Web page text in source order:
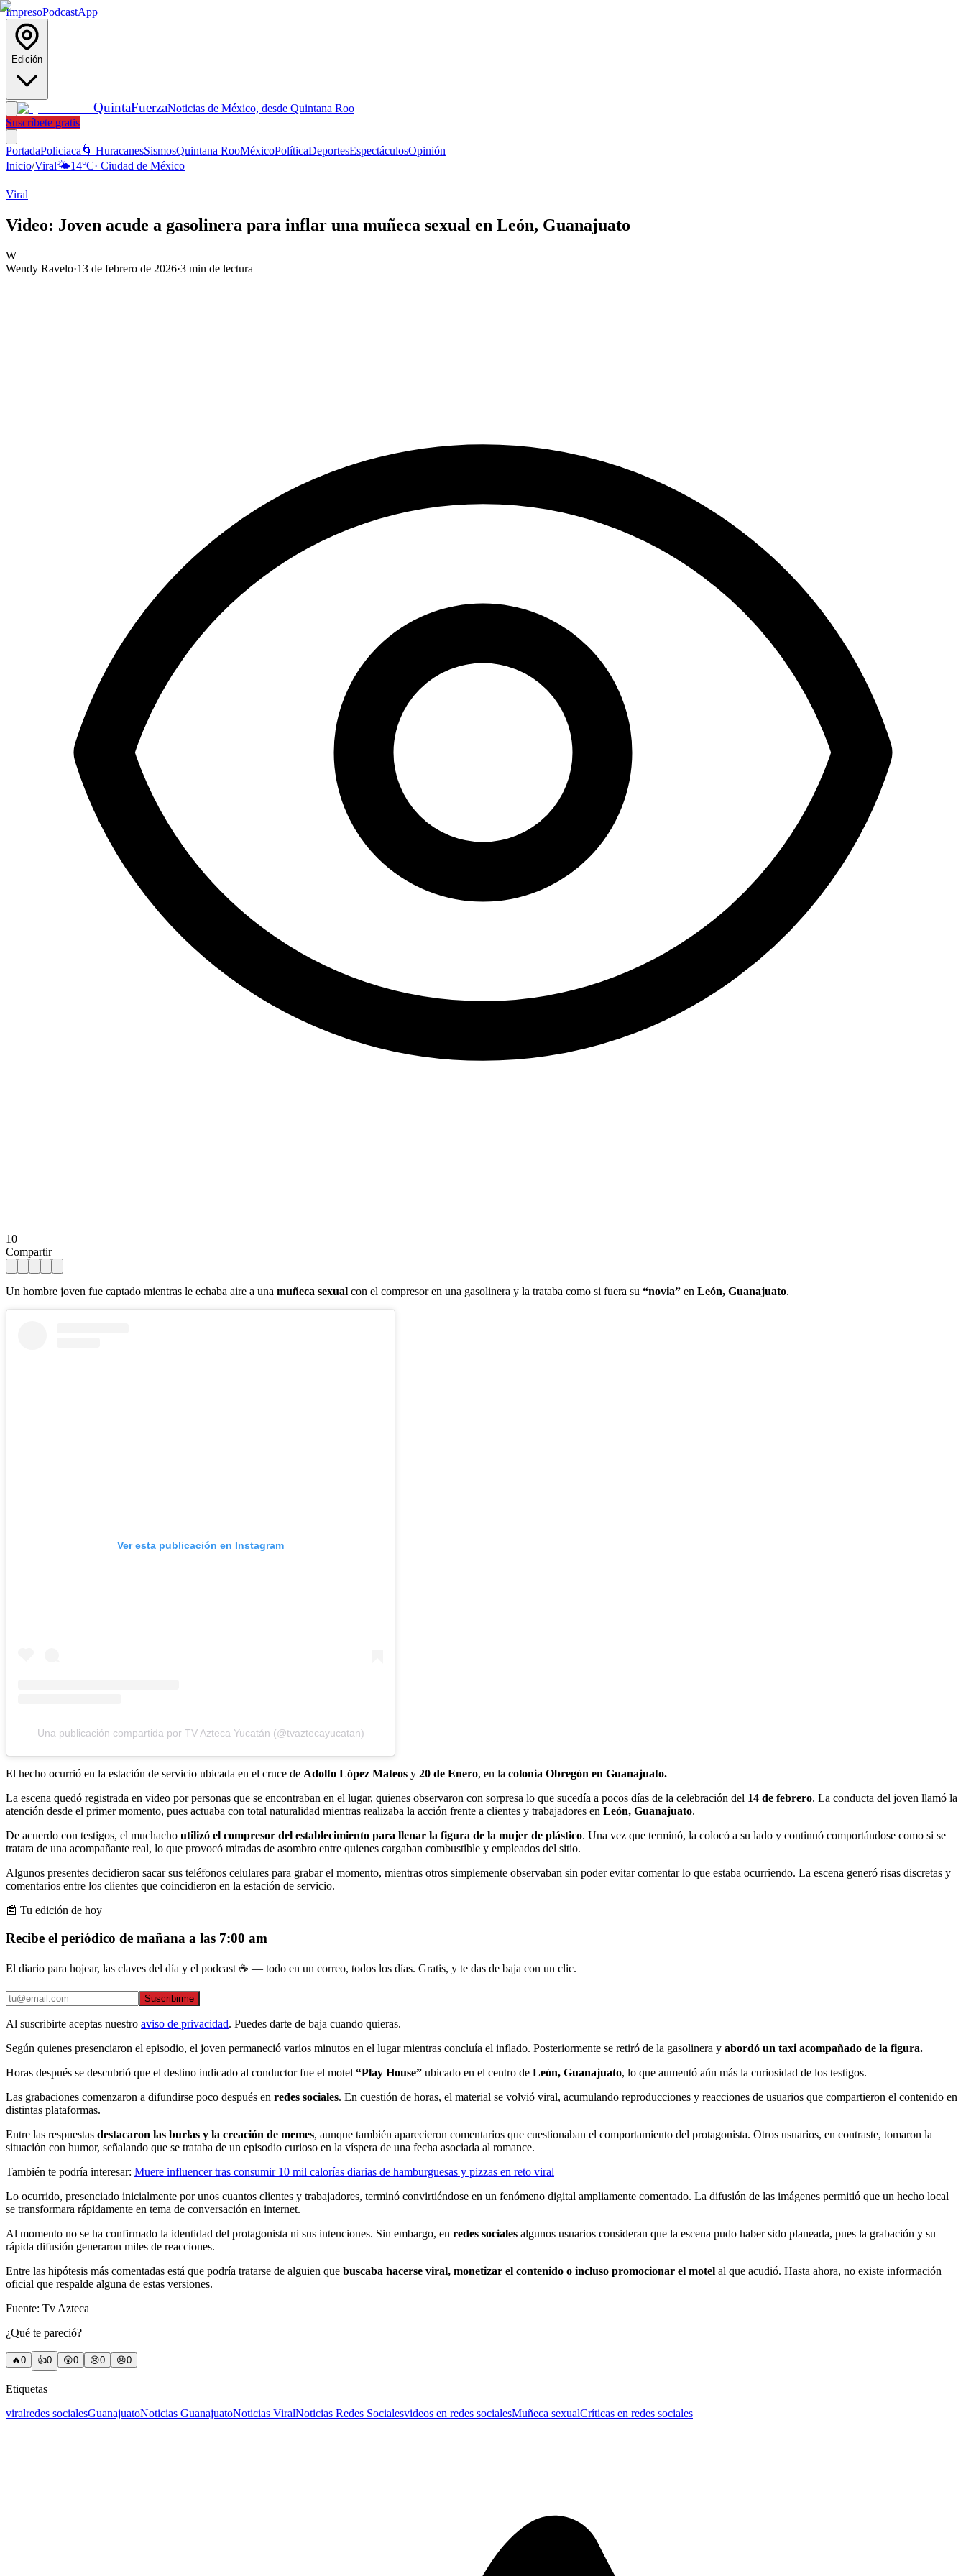
ImpresoPodcastApp
Edición
QuintaFuerzaNoticias de México, desde Quintana Roo
Suscríbete gratis
PortadaPoliciaca 🌀 HuracanesSismosQuintana RooMéxicoPolíticaDeportesEspectáculosOpinión
Inicio/Viral🌤️14°C· Ciudad de México
Viral
Video: Joven acude a gasolinera para inflar una muñeca sexual en León, Guanajuato
W
Wendy Ravelo·13 de febrero de 2026·3 min de lectura
10
Compartir
Un hombre joven fue captado mientras le echaba aire a una muñeca sexual con el compresor en una gasolinera y la trataba como si fuera su “novia” en León, Guanajuato.
Ver esta publicación en Instagram
Una publicación compartida por TV Azteca Yucatán (@tvaztecayucatan)
El hecho ocurrió en la estación de servicio ubicada en el cruce de Adolfo López Mateos y 20 de Enero, en la colonia Obregón en Guanajuato.
La escena quedó registrada en video por personas que se encontraban en el lugar, quienes observaron con sorpresa lo que sucedía a pocos días de la celebración del 14 de febrero. La conducta del joven llamó la
atención desde el primer momento, pues actuaba con total naturalidad mientras realizaba la acción frente a clientes y trabajadores en León, Guanajuato.
De acuerdo con testigos, el muchacho utilizó el compresor del establecimiento para llenar la figura de la mujer de plástico. Una vez que terminó, la colocó a su lado y continuó comportándose como si se
tratara de una acompañante real, lo que provocó miradas de asombro entre quienes cargaban combustible y empleados del sitio.
Algunos presentes decidieron sacar sus teléfonos celulares para grabar el momento, mientras otros simplemente observaban sin poder evitar comentar lo que estaba ocurriendo. La escena generó risas discretas y
comentarios entre los clientes que coincidieron en la estación de servicio.
📰 Tu edición de hoy
Recibe el periódico de mañana a las 7:00 am
El diario para hojear, las claves del día y el podcast ☕ — todo en un correo, todos los días. Gratis, y te das de baja con un clic.
Suscribirme
Al suscribirte aceptas nuestro aviso de privacidad. Puedes darte de baja cuando quieras.
Según quienes presenciaron el episodio, el joven permaneció varios minutos en el lugar mientras concluía el inflado. Posteriormente se retiró de la gasolinera y abordó un taxi acompañado de la figura.
Horas después se descubrió que el destino indicado al conductor fue el motel “Play House” ubicado en el centro de León, Guanajuato, lo que aumentó aún más la curiosidad de los testigos.
Las grabaciones comenzaron a difundirse poco después en redes sociales. En cuestión de horas, el material se volvió viral, acumulando reproducciones y reacciones de usuarios que compartieron el contenido en
distintas plataformas.
Entre las respuestas destacaron las burlas y la creación de memes, aunque también aparecieron comentarios que cuestionaban el comportamiento del protagonista. Otros usuarios, en contraste, tomaron la
situación con humor, señalando que se trataba de un episodio curioso en la víspera de una fecha asociada al romance.
También te podría interesar: Muere influencer tras consumir 10 mil calorías diarias de hamburguesas y pizzas en reto viral
Lo ocurrido, presenciado inicialmente por unos cuantos clientes y trabajadores, terminó convirtiéndose en un fenómeno digital ampliamente comentado. La difusión de las imágenes permitió que un hecho local
se transformara rápidamente en tema de conversación en internet.
Al momento no se ha confirmado la identidad del protagonista ni sus intenciones. Sin embargo, en redes sociales algunos usuarios consideran que la escena pudo haber sido planeada, pues la grabación y su
rápida difusión generaron miles de reacciones.
Entre las hipótesis más comentadas está que podría tratarse de alguien que buscaba hacerse viral, monetizar el contenido o incluso promocionar el motel al que acudió. Hasta ahora, no existe información
oficial que respalde alguna de estas versiones.
Fuente: Tv Azteca
¿Qué te pareció?
🔥0 👍0 😲0 😢0 😠0
Etiquetas
viralredes socialesGuanajuatoNoticias GuanajuatoNoticias ViralNoticias Redes Socialesvideos en redes socialesMuñeca sexualCríticas en redes sociales